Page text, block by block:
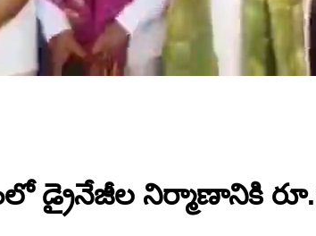
డ్రైనేజీల నిర్మాణానికి